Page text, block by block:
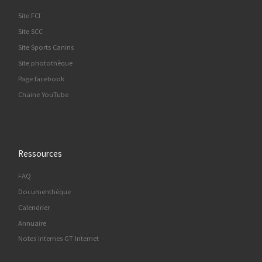
Site FCI
Site SCC
Site Sports Canins
Site photothèque
Page facebook
Chaine YouTube
Ressources
FAQ
Documenthèque
Calendrier
Annuaire
Notes internes GT Internet